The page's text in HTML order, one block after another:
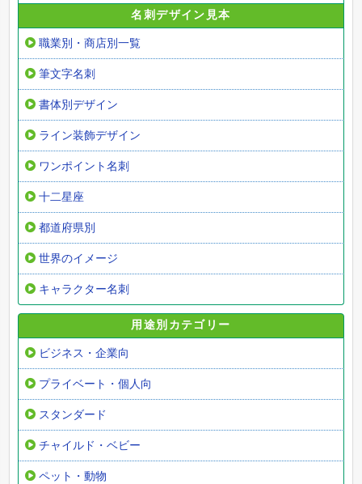
名刺デザイン見本
職業別・商店別一覧
筆文字名刺
書体別デザイン
ライン装飾デザイン
ワンポイント名刺
十二星座
都道府県別
世界のイメージ
キャラクター名刺
用途別カテゴリー
ビジネス・企業向
プライベート・個人向
スタンダード
チャイルド・ベビー
ペット・動物